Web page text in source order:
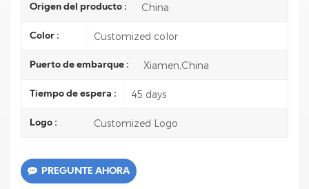
Origen del producto : China
Color : Customized color
Puerto de embarque : Xiamen,China
Tiempo de espera : 45 days
Logo : Customized Logo
PREGUNTE AHORA